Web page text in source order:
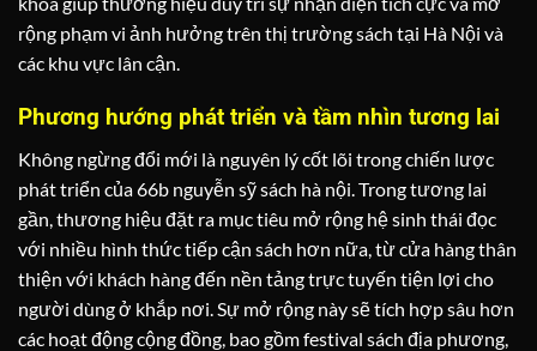
rộng phạm vi ảnh hưởng trên thị trường sách tại Hà Nội và
các khu vực lân cận.
Phương hướng phát triển và tầm nhìn tương lai
Không ngừng đổi mới là nguyên lý cốt lõi trong chiến lược
phát triển của 66b nguyễn sỹ sách hà nội. Trong tương lai
gần, thương hiệu đặt ra mục tiêu mở rộng hệ sinh thái đọc
với nhiều hình thức tiếp cận sách hơn nữa, từ cửa hàng thân
thiện với khách hàng đến nền tảng trực tuyến tiện lợi cho
người dùng ở khắp nơi. Sự mở rộng này sẽ tích hợp sâu hơn
các hoạt động cộng đồng, bao gồm festival sách địa phương,